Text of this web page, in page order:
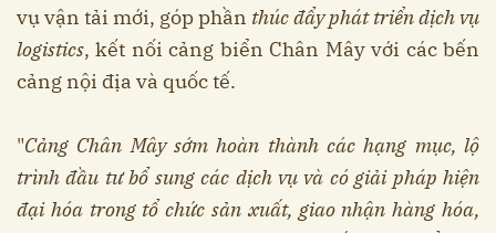
vụ vận tải mới, góp phần thúc đẩy phát triển dịch vụ
logistics, kết nối cảng biển Chân Mây với các bến
cảng nội địa và quốc tế.
"Cảng Chân Mây sớm hoàn thành các hạng mục, lộ
trình đầu tư bổ sung các dịch vụ và có giải pháp hiện
đại hóa trong tổ chức sản xuất, giao nhận hàng hóa,